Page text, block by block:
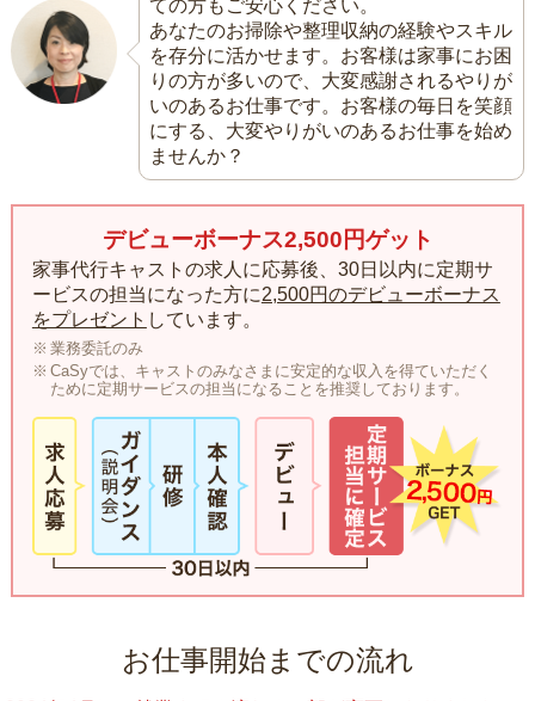
ての方もご安心ください。
あなたのお掃除や整理収納の経験やスキル
を存分に活かせます。お客様は家事にお困
りの方が多いので、大変感謝されるやりが
いのあるお仕事です。お客様の毎日を笑顔
にする、大変やりがいのあるお仕事を始め
ませんか？
デビューボーナス2,500円ゲット
家事代行キャストの求人に応募後、30日以内に定期サ
ービスの担当になった方に2,500円のデビューボーナス
をプレゼント しています。
業務委託のみ
CaSyでは、キャストのみなさまに安定的な収入を得ていただく
ために定期サービスの担当になることを推奨しております。
お仕事開始までの流れ